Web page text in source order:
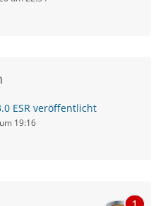
ESR veröffentlicht
19:16